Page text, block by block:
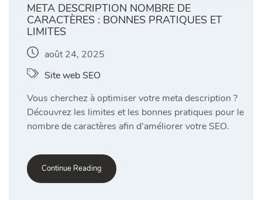
META DESCRIPTION NOMBRE DE
CARACTÈRES : BONNES PRATIQUES ET
LIMITES
août 24, 2025
Site web SEO
Vous cherchez à optimiser votre meta description ?
Découvrez les limites et les bonnes pratiques pour le
nombre de caractères afin d’améliorer votre SEO.
Continue Reading